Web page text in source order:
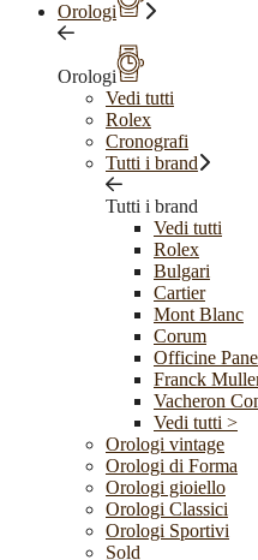
Orologi
Orologi
Vedi tutti
Rolex
Cronografi
Tutti i brand
Tutti i brand
Vedi tutti
Rolex
Bulgari
Cartier
Mont Blanc
Corum
Officine
Franck
Vacheron
Vedi tutti >
Orologi vintage
Orologi di Forma
Orologi gioiello
Orologi Classici
Orologi Sportivi
Sold